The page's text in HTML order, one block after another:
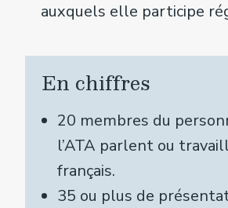
auxquels elle participe
En chiffres
20 membres du
l’ATA parlent ou
français.
35 ou plus de